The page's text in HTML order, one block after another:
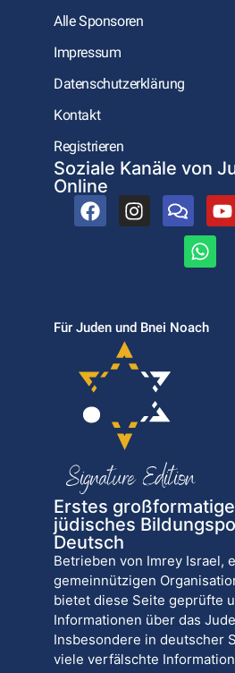
Alle Sponsoren
Impressum
Datenschutzerklärung
Kontakt
Registrieren
Soziale Kanäle von
Online
Für Juden und Bnei Noach
Erstes
jüdisches
Deutsch
Betrieben von Imrey Israel,
gemeinnützigen
bietet diese Seite geprüfte
Informationen über das
Insbesondere in deutscher
viele verfälschte